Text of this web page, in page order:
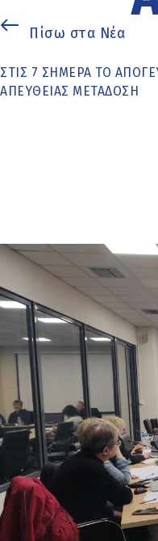
Πίσω στα Νέα
ΣΤΙΣ 7 ΣΉΜΕΡΑ ΤΟ
ΑΠΕΥΘΕΊΑΣ ΜΕΤΆΔΟΣΗ